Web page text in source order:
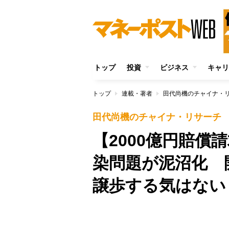
トップ 投資 ビジネス キャ
トップ 連載・著者 田代尚機のチャイナ・
田代尚機のチャイナ・リサーチ
【2000億円賠償
染問題が泥沼化
譲歩する気はない